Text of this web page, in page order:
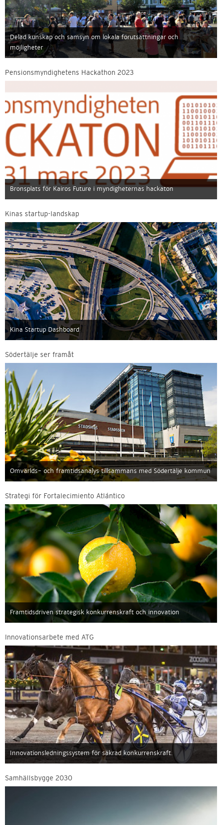
Delad kunskap och samsyn om lokala förutsättningar och
möjligheter
Pensionsmyndighetens Hackathon 2023
Bronsplats för Kairos Future i myndigheternas hackaton
Kinas startup-landskap
Kina Startup Dashboard
Södertälje ser framåt
Omvärlds- och framtidsanalys tillsammans med Södertälje kommun
Strategi för Fortalecimiento Atlántico
Framtidsdriven strategisk konkurrenskraft och innovation
Innovationsarbete med ATG
Innovationsledningssystem för säkrad konkurrenskraft.
Samhällsbygge 2030